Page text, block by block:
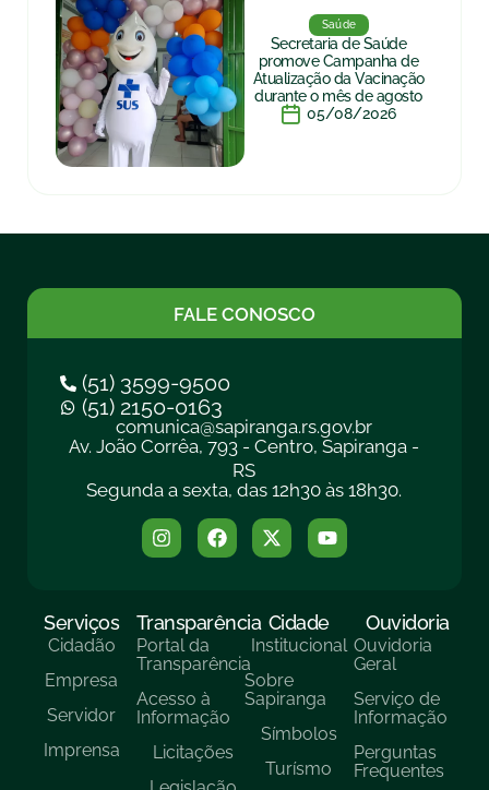
Saúde
Secretaria de Saúde
promove Campanha de
Atualização da Vacinação
durante o mês de agosto
05/08/2026
FALE CONOSCO
(51) 3599-9500
(51) 2150-0163
comunica@sapiranga.rs.gov.br
Av. João Corrêa, 793 - Centro, Sapiranga -
RS
Segunda a sexta, das 12h30 às 18h30.
Serviços
Cidadão
Empresa
Servidor
Imprensa
Transparência
Portal da
Transparência
Acesso à
Informação
Licitações
Cidade
Institucional
Sobre
Sapiranga
Símbolos
Turísmo
Ouvidoria
Ouvidoria
Geral
Serviço de
Informação
Perguntas
Frequentes